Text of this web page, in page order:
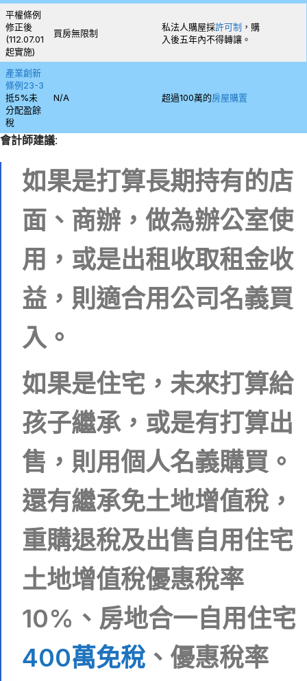
平權條例
修正後
(112.07.01
起實施)
買房無限制
私法人購屋採許可制 ，購
入後五年內不得轉讓。
產業創新
條例23-3
抵5%未
分配盈餘
稅
N/A 超過100萬的房屋購置
會計師建議:
如果是打算長期持有的店
面、商辦，做為辦公室使
用，或是出租收取租金收
益，則適合用公司名義買
入。
如果是住宅，未來打算給
孩子繼承，或是有打算出
售，則用個人名義購買。
還有繼承免土地增值稅，
重購退稅及出售自用住宅
土地增值稅優惠稅率
10%、房地合一自用住宅
400萬免稅 、優惠稅率